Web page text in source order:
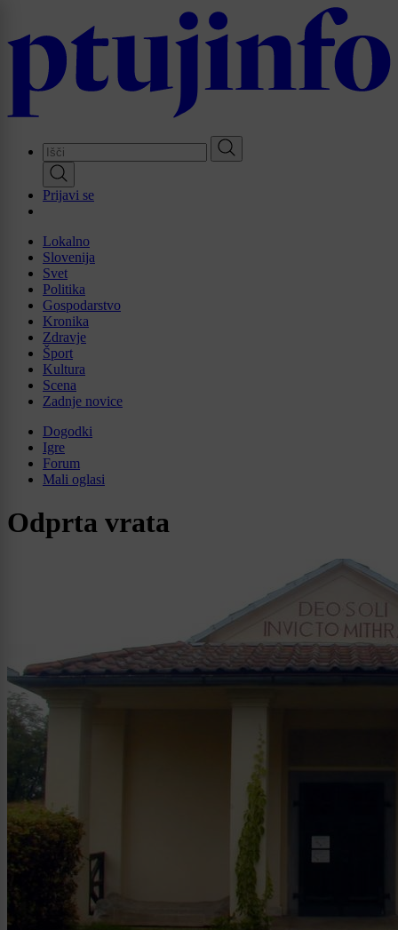
main
Prijavi se
Lokalno
Slovenija
Svet
Politika
Gospodarstvo
Kronika
Zdravje
Šport
Kultura
Scena
Zadnje novice
Dogodki
Igre
Forum
Mali oglasi
Odprta vrata